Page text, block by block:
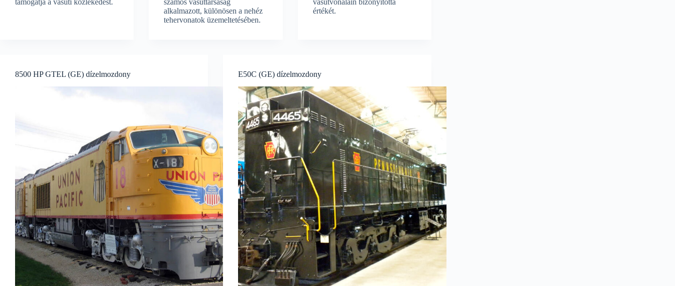
támogatja a vasúti közlekedést.
számos vasúttársaság
alkalmazott, különösen a nehéz
tehervonatok üzemeltetésében.
vasútvonalain bizonyította
értékét.
8500 HP GTEL (GE) dízelmozdony E50C (GE) dízelmozdony